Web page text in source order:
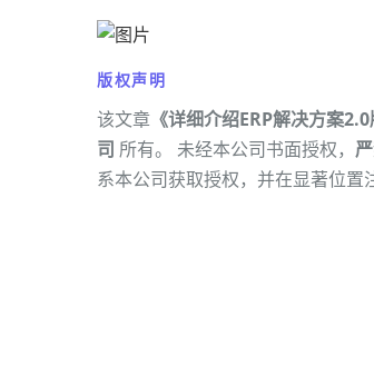
版权声明
该文章 《详细介绍ERP解决方案
司 所有。 未经本公司书面授权，
系本公司获取授权，并在显著位置